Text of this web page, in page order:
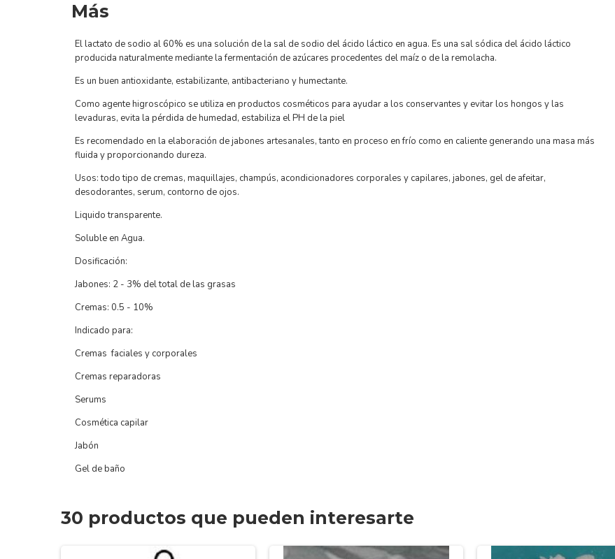
Más
Ellactato de sodio al 60% es una solución de la sal de sodio del ácido láctico en agua. Es una sal sódica del ácido láctico
producida naturalmente mediante la fermentación de azúcares procedentes del maíz o de la remolacha.
Es un buen antioxidante, estabilizante, antibacteriano y humectante.
Como agente higroscópico se utiliza en productos cosméticos para ayudar a los conservantes y evitar los hongos y las
levaduras, evita la pérdida de humedad, estabiliza el PH de la piel
Es recomendado en la elaboración de jabones artesanales, tanto en proceso en frío como en caliente generando una masa más
fluida y proporcionando dureza.
Usos: todo tipo de cremas, maquillajes, champús, acondicionadores corporales y capilares, jabones, gel de afeitar,
desodorantes, serum, contorno de ojos.
Liquido transparente.
Soluble en Agua.
Dosificación:
Jabones: 2 - 3% del total de las grasas
Cremas: 0.5 - 10%
Indicado para:
Cremas faciales y corporales
Cremas reparadoras
Serums
Cosmética capilar
Jabón
Gel de baño
30 productos que pueden interesarte